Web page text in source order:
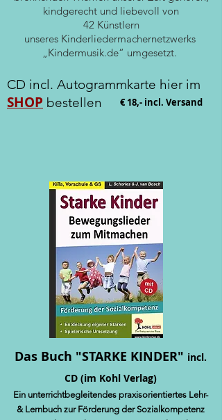
€ 18,- incl. Versand
kindgerecht und liebevoll von
42 Künstlern
unseresKinderliedermachernetzwerks
„Kindermusik.de“ umgesetzt.
CD incl. Autogrammkarte hier im
SHOP bestellen
Das Buch "STARKE KINDER" incl.
CD (im Kohl Verlag)
Ein unterrichtbegleitendes praxisorientiertes Lehr-
& Lernbuch zur Förderung der Sozialkompetenz